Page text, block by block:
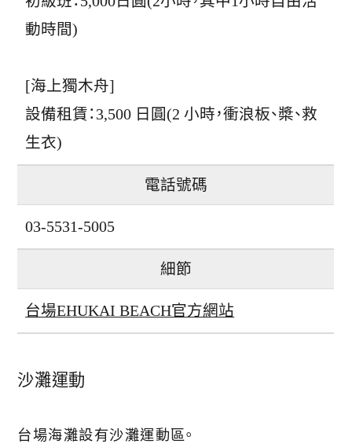
動時間)
[海上獨木舟]
設備租賃：3,500 日圓(2 小時，衝浪板、槳、救
生衣)
電話號碼
03-5531-5005
細節
台場EHUKAI BEACH官方網站
沙灘運動
台場海灘設有沙灘運動區。